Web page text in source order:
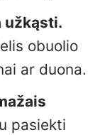
užkąsti.
obuolio
ar duona.
pasiekti